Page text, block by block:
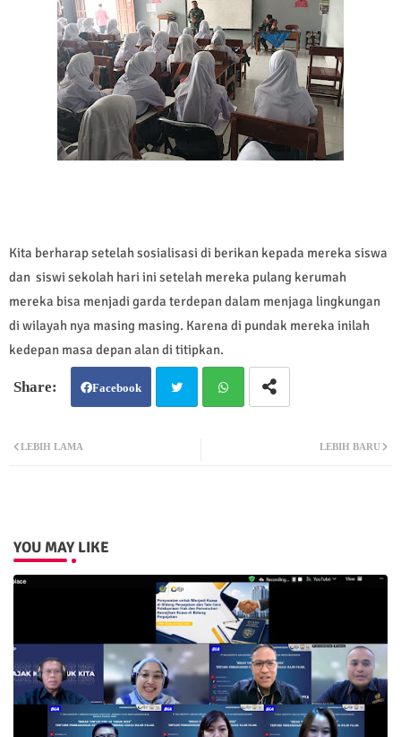
Kita berharap setelah sosialisasi di berikan kepada mereka siswa
dan siswi sekolah hari ini setelah mereka pulang kerumah
mereka bisa menjadi garda terdepan dalam menjaga lingkungan
di wilayah nya masing masing. Karena di pundak mereka inilah
kedepan masa depan alan di titipkan.
Facebook
LEBIH BARU
LEBIH LAMA
YOU MAY LIKE